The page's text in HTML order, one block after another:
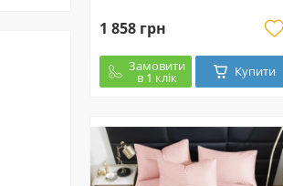
1 858 грн
Замовити
в 1 клік Купити